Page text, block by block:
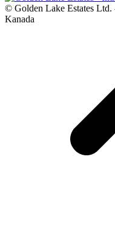
© Golden Lake Estates Ltd.
Kanada